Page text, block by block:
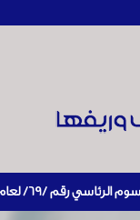
في إطار مسار التعافي الاقتصادي وإعادة تنشيط الإنتاج